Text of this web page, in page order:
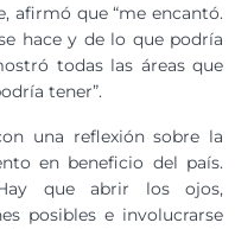
afirmó que “me encantó.
hace y de lo que podría
todas las áreas que
tener”.
una reflexión sobre la
en beneficio del país.
que abrir los ojos,
posibles e involucrarse